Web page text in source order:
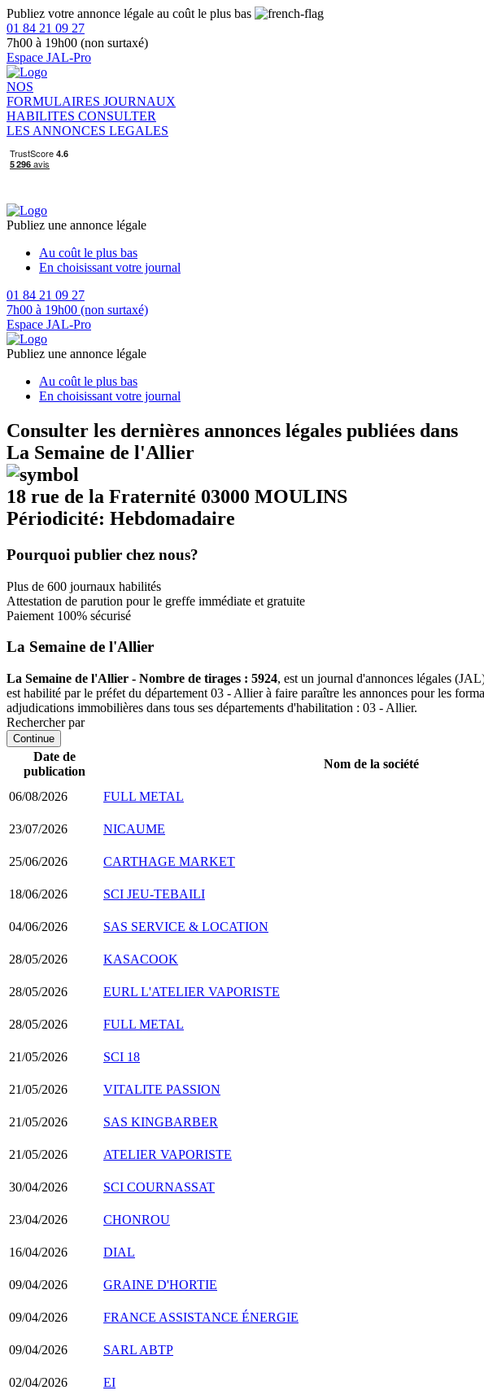
Publiez votre annonce légale au coût le plus bas
01 84 21 09 27
7h00 à 19h00 (non surtaxé)
Espace JAL-Pro
NOS
FORMULAIRES JOURNAUX
HABILITES CONSULTER
LES ANNONCES LEGALES
Publiez une annonce légale
Au coût le plus bas
En choisissant votre journal
01 84 21 09 27
7h00 à 19h00 (non surtaxé)
Espace JAL-Pro
Publiez une annonce légale
Au coût le plus bas
En choisissant votre journal
Consulter les dernières annonces légales publiées dans
La Semaine de l'Allier
18 rue de la Fraternité 03000 MOULINS
Périodicité: Hebdomadaire
Pourquoi publier chez nous?
Plus de 600 journaux habilités
Attestation de parution pour le greffe immédiate et gratuite
Paiement 100% sécurisé
La Semaine de l'Allier
La Semaine de l'Allier - Nombre de tirages : 5924, est un journal d'annonces légales
est habilité par le préfet du département 03 - Allier à faire paraître les annonces pour les
adjudications immobilières dans tous ses départements d'habilitation : 03 - Allier.
Rechercher par
Continue
Date de
publication
Nom de la société
06/08/2026 FULL METAL
23/07/2026 NICAUME
25/06/2026 CARTHAGE MARKET
18/06/2026 SCI JEU-TEBAILI
04/06/2026 SAS SERVICE & LOCATION
28/05/2026 KASACOOK
28/05/2026 EURL L'ATELIER VAPORISTE
28/05/2026 FULL METAL
21/05/2026 SCI 18
21/05/2026 VITALITE PASSION
21/05/2026 SAS KINGBARBER
21/05/2026 ATELIER VAPORISTE
30/04/2026 SCI COURNASSAT
23/04/2026 CHONROU
16/04/2026 DIAL
09/04/2026 GRAINE D'HORTIE
09/04/2026 FRANCE ASSISTANCE ÉNERGIE
09/04/2026 SARL ABTP
02/04/2026 EI